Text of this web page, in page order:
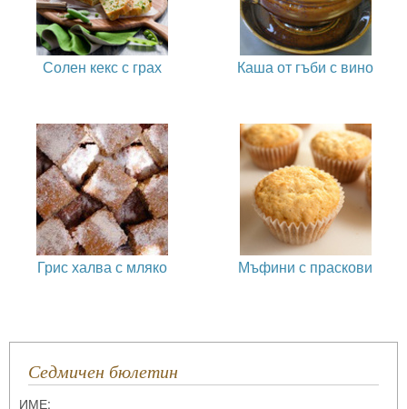
Солен кекс с грах Каша от гъби с вино
Грис халва с мляко Мъфини с праскови
Седмичен бюлетин
ИМЕ: